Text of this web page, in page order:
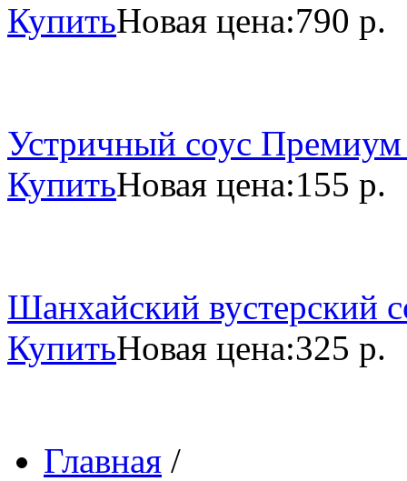
КупитьНовая цена:790 р.
Устричный соус
КупитьНовая цена:155 р.
Шанхайский вустерский
КупитьНовая цена:325 р.
Главная /